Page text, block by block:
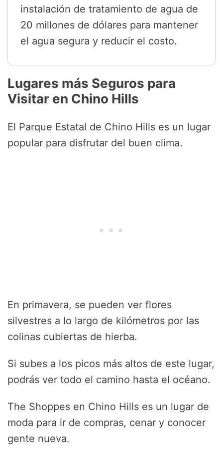
instalación de tratamiento de agua de
20 millones de dólares para mantener
el agua segura y reducir el costo.
Lugares más Seguros para
Visitar en Chino Hills
El Parque Estatal de Chino Hills es un lugar
popular para disfrutar del buen clima.
En primavera, se pueden ver flores
silvestres a lo largo de kilómetros por las
colinas cubiertas de hierba.
Si subes a los picos más altos de este lugar,
podrás ver todo el camino hasta el océano.
The Shoppes en Chino Hills es un lugar de
moda para ir de compras, cenar y conocer
gente nueva.